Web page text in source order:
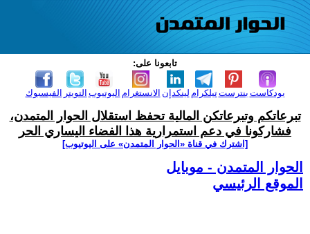
تابعونا على:
الفيسبوك التويتر اليوتيوب الانستغرام لينكدإن تيلكرامبنترست بودكاست
تبرعاتكم وتبرعاتكن المالية تحفظ استقلال الحوار المتمدن،
فشاركونا في دعم استمرارية هذا الفضاء اليساري الحر
[اشترك في قناة ‫«الحوار المتمدن» على اليوتيوب]
الحوار المتمدن - موبايل
الموقع الرئيسي